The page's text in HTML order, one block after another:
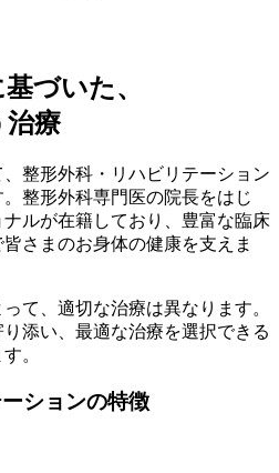
づいた、
治療
整形外科・リハビリテーション
整形外科専門医の院長をはじ
ルが在籍しており、豊富な臨床
さまのお身体の健康を支えま
て、適切な治療は異なります。
添い、最適な治療を選択できる
。
ションの特徴